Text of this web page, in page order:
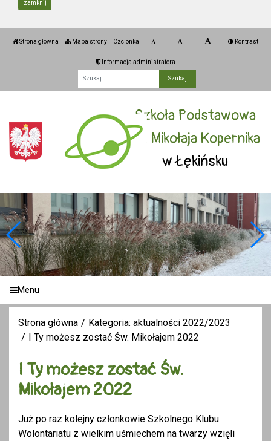
zamknij
Strona główna Mapa strony Czcionka Kontrast
Informacja administratora
Szkoła Podstawowa
im. Mikołaja Kopernika
w Łękińsku
Menu
Strona główna
Kategoria: aktualności 2022/2023
I Ty możesz zostać Św. Mikołajem 2022
I Ty możesz zostać Św.
Mikołajem 2022
Już po raz kolejny członkowie Szkolnego Klubu
Wolontariatu z wielkim uśmiechem na twarzy wzięli